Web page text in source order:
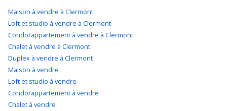
Maison à vendre à Clermont
Loft et studio à vendre à Clermont
Condo/appartement à vendre à Clermont
Chalet à vendre à Clermont
Duplex à vendre à Clermont
Maison à vendre
Loft et studio à vendre
Condo/appartement à vendre
Chalet à vendre